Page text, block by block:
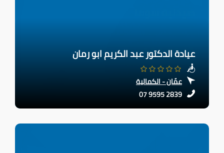
عيادة الدكتور عبد الكريم ابو رمان
عمّان - الكمالية
07 9595 2839